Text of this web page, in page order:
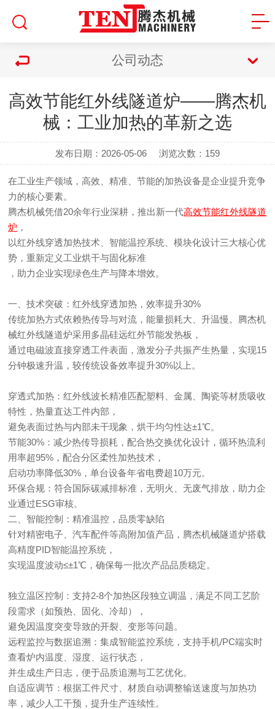
公司动态
高效节能红外线隧道炉——腾杰机
械：工业加热的革新之选
发布日期：2026-05-06 浏览次数： 159
在工业生产领域，高效、精准、节能的加热设备是企业提升竞争
力的核心要素。
腾杰机械凭借20余年行业深耕，推出新一代高效节能红外线隧道
炉 ，
以红外线穿透加热技术、智能温控系统、模块化设计三大核心优
势，重新定义工业烘干与固化标准
，助力企业实现绿色生产与降本增效。
一、技术突破：红外线穿透加热，效率提升30%
传统加热方式依赖热传导与对流，能量损耗大、升温慢。腾杰机
械红外线隧道炉采用多晶硅远红外节能发热板，
通过电磁波直接穿透工件表面，激发分子共振产生热量，实现15
分钟极速升温，较传统设备效率提升30%以上。
穿透式加热：红外线波长精准匹配塑料、金属、陶瓷等材质吸收
特性，热量直达工件内部，
避免表面过热与内部未干现象，烘干均匀性达±1℃。
节能30%：减少热传导损耗，配合热交换优化设计，循环热流利
用率超95%，配合分区柔性加热技术，
启动功率降低30%，单台设备年省电费超10万元。
环保合规：符合国际碳减排标准，无明火、无废气排放，助力企
业通过ESG审核。
二、智能控制：精准温控，品质零缺陷
针对精密电子、汽车配件等高附加值产品，腾杰机械隧道炉搭载
高精度PID智能温控系统，
实现温度波动≤±1℃，确保每一批次产品品质稳定。
独立温区控制：支持2-8个加热区段独立调温，满足不同工艺阶
段需求（如预热、固化、冷却），
避免因温度突变导致的开裂、变形等问题。
远程监控与数据追溯：集成智能监控系统，支持手机/PC端实时
查看炉内温度、湿度、运行状态，
并生成生产日志，便于品质追溯与工艺优化。
自适应调节：根据工件尺寸、材质自动调整输送速度与加热功
率，减少人工干预，提升生产连续性。